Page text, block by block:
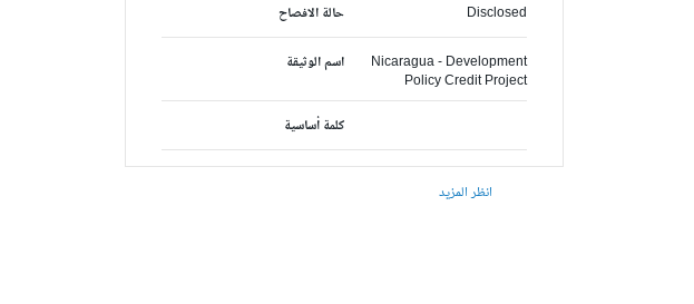
حالة الافصاح Disclosed
اسم الوثيقة
Nicaragua - Development
Policy Credit Project
كلمة أساسية
انظر المزيد